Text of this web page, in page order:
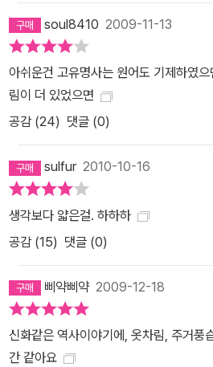
되어 있었고, 사령관들은 논쟁을 일삼았
완전히 대조적이었다. 그러나 그는 페르
절대 권력을 가진 페르시아 왕과 입헌정
그리스의 이데올로기의 충돌을 보았다.
대한 그리스의 자유를 향한 도전을 보았다. <역사>의 모티브는 자
대제국 페르시아에 맞선 아테네와 스파
가슴은 어떠한 구속도 허용하지 않겠다
에 이들은 신분과 지위의 높고 낮음을 가
싸웠다. 헤로도토스는 페르시아 전쟁에
투쟁과 몸부림을 보았다. 또한 역사에는
이 지니는 역사적 의미를 보았다. 그러므로 헤로도토스는 단순히 역
사서술을 창시했다는 의미에서뿐 아니라
쟁”이라는 개념을 제시한 점에서 “歷史의
>의 구성 <역사>는 전쟁사를 다루면서
soul8410 2009-11-13
아쉬운건 고유명사는 원어도 기제하였
림이 더 있었으면
공감 (24) 댓글 (0)
sulfur2010-10-16
생각보다 얇은걸. 하하하
공감 (15) 댓글 (0)
삐약삐약2009-12-18
신화같은 역사이야기에, 옷차림, 주거풍
간 같아요